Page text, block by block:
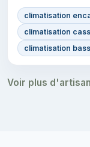
climatisation
climatisation
climatisation
Voir plus